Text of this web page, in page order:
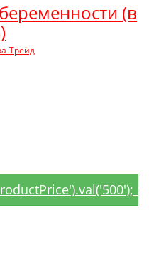
(в
Трейд